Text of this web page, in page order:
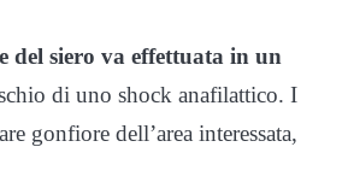
del siero va effettuata in un
di uno shock anafilattico. I
gonfiore dell’area interessata,